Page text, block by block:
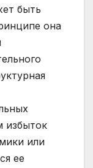
быть
она
избыток
или
ее